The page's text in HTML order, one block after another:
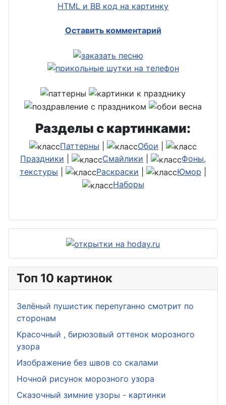
HTML и BB код на картинку
Оставить комментарий
Разделы с картинками:
Паттерны Обои
Праздники
Смайлики
Фоны,
текстуры
Раскраски Юмор
Наборы
Топ 10 картинок
Зелёный пушистик перепуганно смотрит по
сторонам
Красочный , бирюзовый оттенок морозного
узора
Изображение без швов со скалами
Ночной рисунок морозного узора
Сказочный зимние узоры - картинки